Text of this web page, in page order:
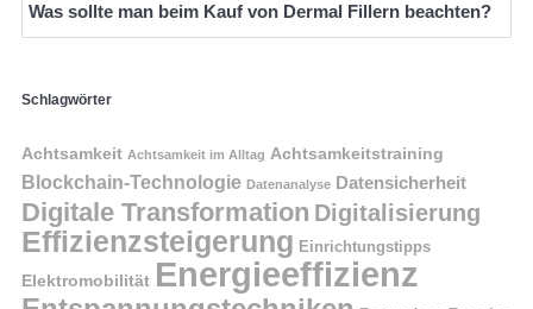
Was sollte man beim Kauf von Dermal Fillern beachten?
Schlagwörter
Achtsamkeit Achtsamkeit im Alltag Achtsamkeitstraining
Blockchain-Technologie Datenanalyse Datensicherheit
Digitale Transformation Digitalisierung
Effizienzsteigerung Einrichtungstipps
Elektromobilität Energieeffizienz